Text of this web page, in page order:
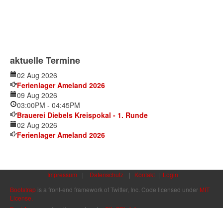
aktuelle Termine
02 Aug 2026
Ferienlager Ameland 2026
09 Aug 2026
03:00PM - 04:45PM
Brauerei Diebels Kreispokal - 1. Runde
02 Aug 2026
Ferienlager Ameland 2026
Impressum | Datenschutz | Kontakt | Login
Bootstrap is a front-end framework of Twitter, Inc. Code licensed under MIT
License.